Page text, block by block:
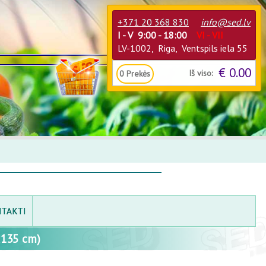
+371 20 368 830
info@sed.lv
I - V 9:00 - 18:00
VI - VII
LV-1002, Riga, Ventspils iela 55
0 Prekės Iš viso: € 0.00
cm)